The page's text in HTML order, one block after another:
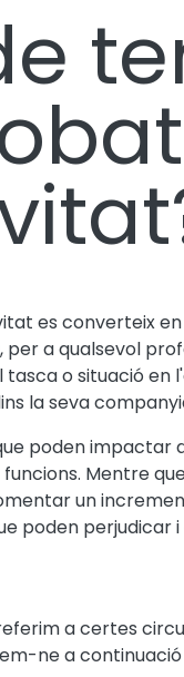
es converteix
a qualsevol
o situació en
la seva
poden impactar
Mentre
un
poden perjudicar i
a certes
ne a